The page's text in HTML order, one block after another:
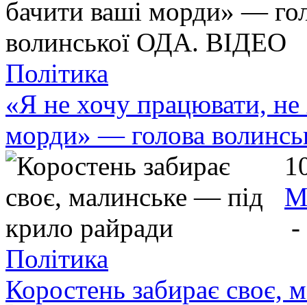
Політика
«Я не хочу працювати, не
морди» — голова
-
Політика
Коростень забирає своє,